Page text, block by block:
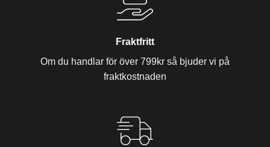
Fraktfritt
Om du handlar för över 799kr så bjuder vi på
fraktkostnaden